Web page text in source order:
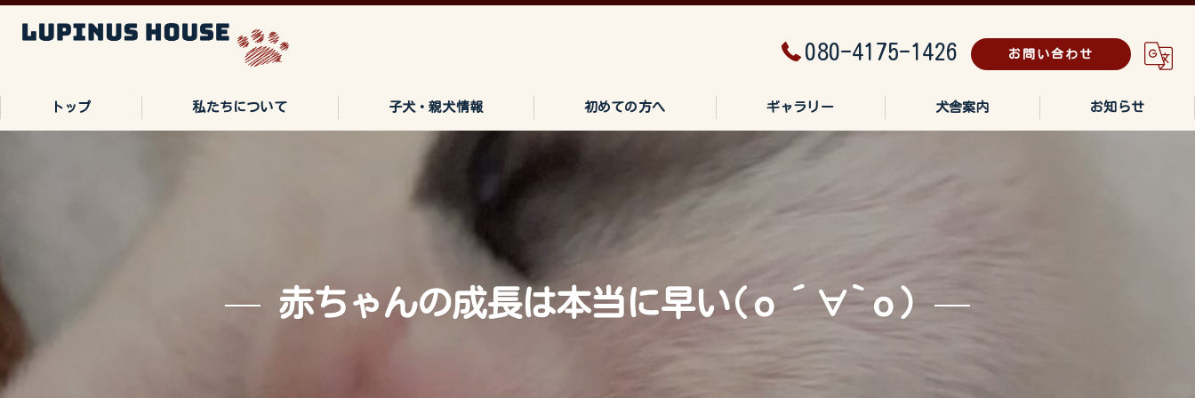
080-4175-1426 お問い合わせ
トップ 私たちについて 子犬・親犬情報 初めての方へ ギャラリー 犬舎案内 お知らせ
赤ちゃんの成長は本当に早い(о´∀`о)